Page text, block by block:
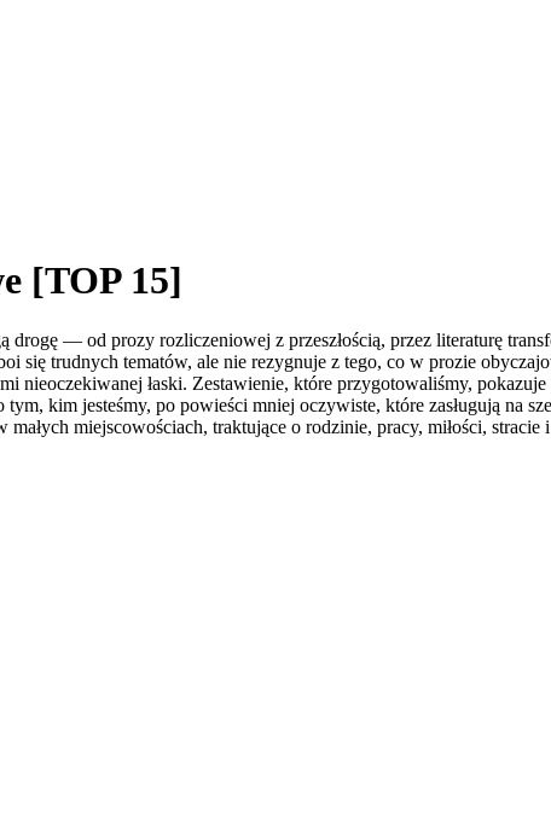
[TOP 15]
drogę — od prozy rozliczeniowej z przeszłością, przez literaturę
się trudnych tematów, ale nie rezygnuje z tego, co w prozie
nieoczekiwanej łaski. Zestawienie, które przygotowaliśmy,
kim jesteśmy, po powieści mniej oczywiste, które zasługują na
miejscowościach, traktujące o rodzinie, pracy, miłości,